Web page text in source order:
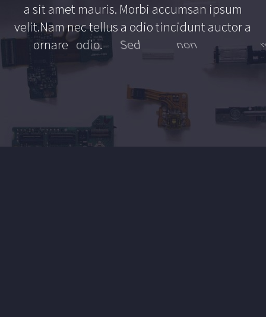
a sitamet mauris. Morbi accumsan ipsum
velit.Nam nectellus a odiotinciduntauctora
ornareo dio.Se non is v e er a